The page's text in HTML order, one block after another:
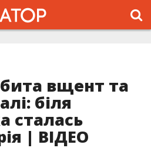
вщент та
біля
сталась
| ВІДЕО